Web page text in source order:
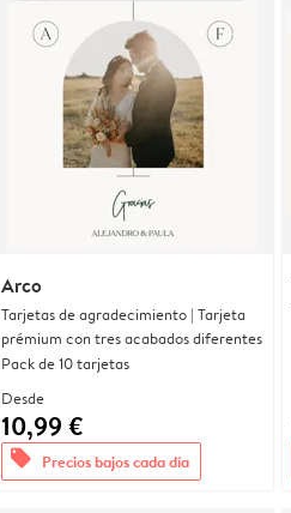
Arco
Tarjetas de agradecimiento | Tarjeta
prémium con tres acabados diferentes
Pack de 10 tarjetas
Desde
10,99 €
offers Precios bajos cada día